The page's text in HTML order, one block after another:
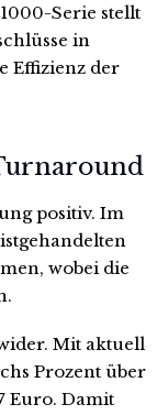
Serie stellt
in
Effizienz der
positiv. Im
wobei die
Mit aktuell
Prozent über
Euro. Damit